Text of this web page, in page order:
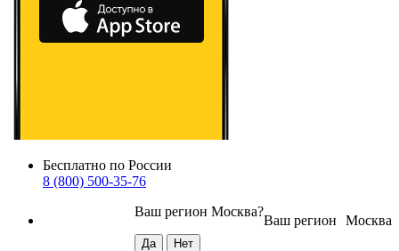
Бесплатно по России
8 (800) 500-35-76
Москва
Ваш регион
Ваш регион Москва?